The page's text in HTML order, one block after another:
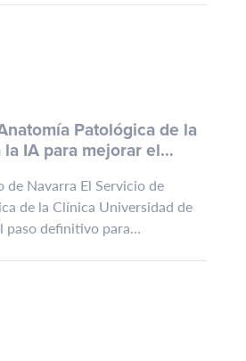
Patológica de la
IA para mejorar el
Navarra El Servicio de
de la Clínica Universidad de
paso definitivo para